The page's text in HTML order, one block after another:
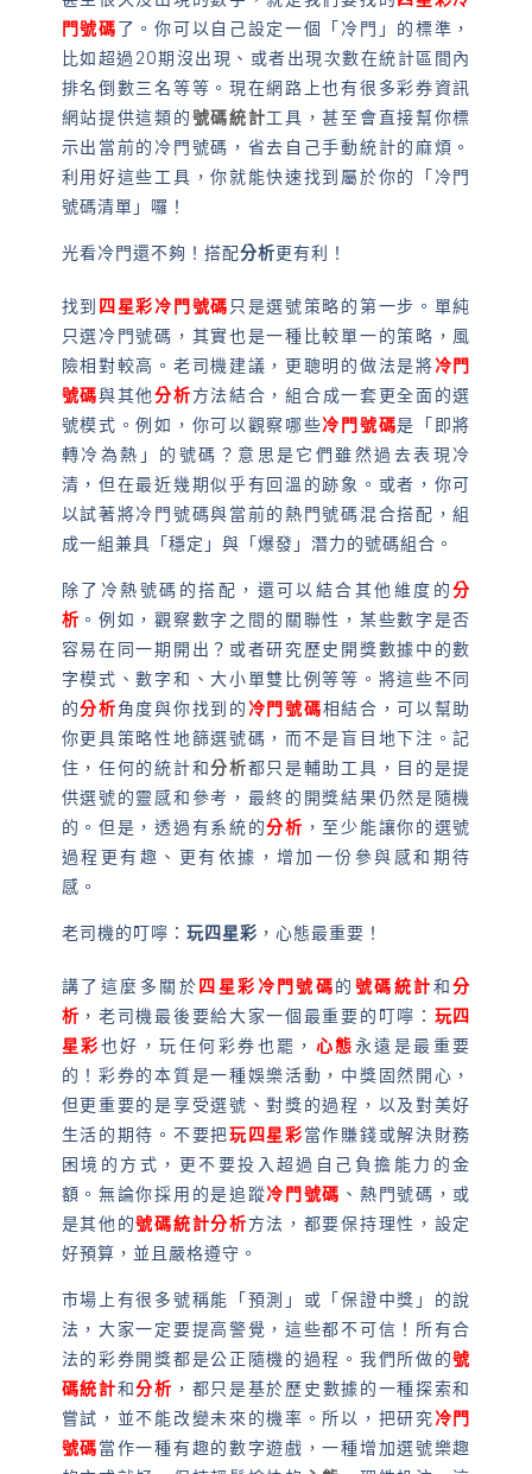
門號碼了。你可以自己設定一個「冷門」的標準，
比如超過20期沒出現、或者出現次數在統計區間內
排名倒數三名等等。現在網路上也有很多彩券資訊
網站提供這類的號碼統計工具，甚至會直接幫你標
示出當前的冷門號碼，省去自己手動統計的麻煩。
利用好這些工具，你就能快速找到屬於你的「冷門
號碼清單」囉！
光看冷門還不夠！搭配分析更有利！
找到 四星彩冷門號碼只是選號策略的第一步。單純
只選冷門號碼，其實也是一種比較單一的策略，風
險相對較高。老司機建議，更聰明的做法是將冷門
號碼與其他分析方法結合，組合成一套更全面的選
號模式。例如，你可以觀察哪些冷門號碼是「即將
轉冷為熱」的號碼？意思是它們雖然過去表現冷
清，但在最近幾期似乎有回溫的跡象。或者，你可
以試著將冷門號碼與當前的熱門號碼混合搭配，組
成一組兼具「穩定」與「爆發」潛力的號碼組合。
除了冷熱號碼的搭配，還可以結合其他維度的分
析 。例如，觀察數字之間的關聯性，某些數字是否
容易在同一期開出？或者研究歷史開獎數據中的數
字模式、數字和、大小單雙比例等等。將這些不同
的分析角度與你找到的 冷門號碼相結合，可以幫助
你更具策略性地篩選號碼，而不是盲目地下注。記
住，任何的統計和分析都只是輔助工具，目的是提
供選號的靈感和參考，最終的開獎結果仍然是隨機
的。但是，透過有系統的分析 ，至少能讓你的選號
過程更有趣、更有依據，增加一份參與感和期待
感。
老司機的叮嚀： 玩四星彩 ，心態最重要！
講了這麼多關於四星彩冷門號碼的 號碼統計和分
析 ，老司機最後要給大家一個最重要的叮嚀： 玩四
星彩也好，玩任何彩券也罷， 心態永遠是最重要
的！彩券的本質是一種娛樂活動，中獎固然開心，
但更重要的是享受選號、對獎的過程，以及對美好
生活的期待。不要把玩四星彩當作賺錢或解決財務
困境的方式，更不要投入超過自己負擔能力的金
額。無論你採用的是追蹤冷門號碼 、熱門號碼，或
是其他的號碼統計分析方法，都要保持理性，設定
好預算，並且嚴格遵守。
市場上有很多號稱能「預測」或「保證中獎」的說
法，大家一定要提高警覺，這些都不可信！所有合
法的彩券開獎都是公正隨機的過程。我們所做的號
碼統計和分析 ，都只是基於歷史數據的一種探索和
嘗試，並不能改變未來的機率。所以，把研究冷門
號碼當作一種有趣的數字遊戲，一種增加選號樂趣